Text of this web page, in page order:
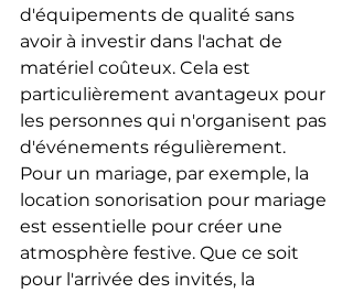
d'équipements de qualité sans
avoir à investir dans l'achat de
matériel coûteux. Cela est
particulièrement avantageux pour
les personnes qui n'organisent pas
d'événements régulièrement.
Pour un mariage, par exemple, la
location sonorisation pour mariage
est essentielle pour créer une
atmosphère festive. Que ce soit
pour l'arrivée des invités, la